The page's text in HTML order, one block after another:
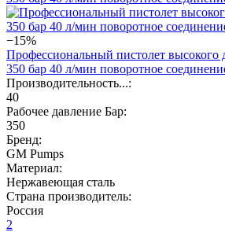
−15%
Профессиональный пистолет высокого
350 бар 40 л/мин поворотное
Производительность...:
40
Рабочее давление Бар:
350
Бренд:
GM Pumps
Материал:
Нержавеющая сталь
Страна производитель:
Россия
2